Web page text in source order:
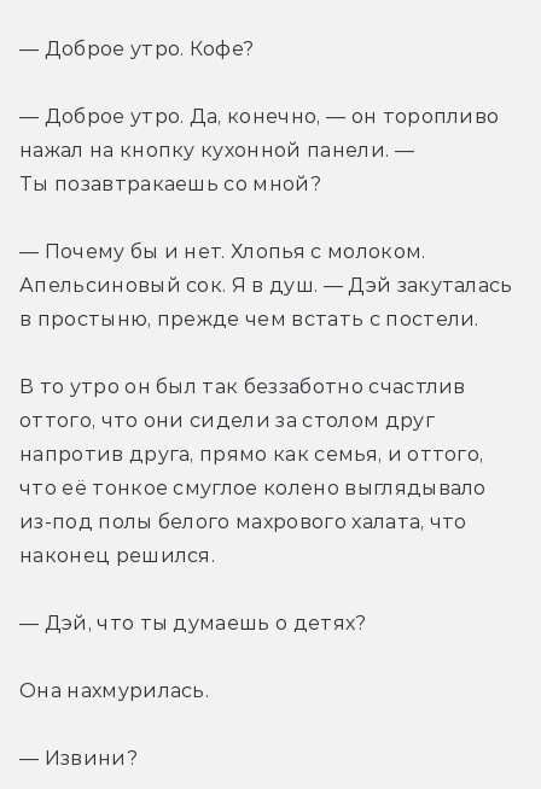
— Доброе утро. Кофе?
— Доброе утро. Да, конечно, — он торопливо
нажал на кнопку кухонной панели. —
Ты позавтракаешь со мной?
— Почему бы и нет. Хлопья с молоком.
Апельсиновый сок. Я в душ. — Дэй закуталась
в простыню, прежде чем встать с постели.
В то утро он был так беззаботно счастлив
оттого, что они сидели за столом друг
напротив друга, прямо как семья, и оттого,
что её тонкое смуглое колено выглядывало
из-под полы белого махрового халата, что
наконец решился.
— Дэй, что ты думаешь о детях?
Она нахмурилась.
— Извини?